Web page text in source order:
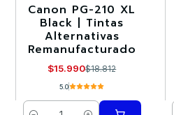
-15%
Canon PG-210 XL
Black | Tintas
Alternativas
Remanufacturado
$15.990$18.812
5.0